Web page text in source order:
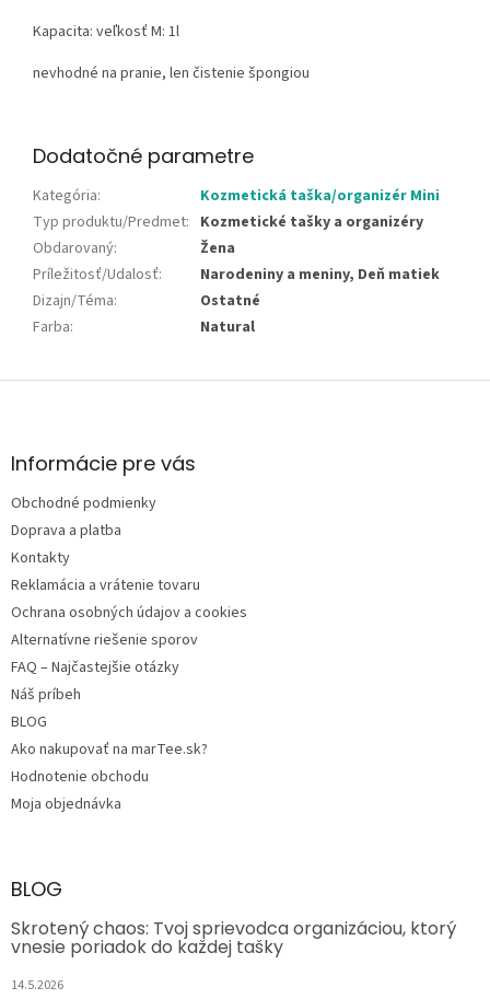
Kapacita: veľkosť M: 1l
nevhodné na pranie, len čistenie špongiou
Dodatočné parametre
Kategória:
Kozmetická taška/organizér Mini
Typ produktu/Predmet: Kozmetické tašky a organizéry
Obdarovaný:
Žena
Príležitosť/Udalosť:
Narodeniny a meniny, Deň matiek
Dizajn/Téma:
Ostatné
Farba: Natural
Z
ä
e
Informácie pre vás
Obchodné podmienky
Doprava a platba
Kontakty
Reklamácia a vrátenie tovaru
Ochrana osobných údajov a cookies
Alternatívne riešenie sporov
FAQ – Najčastejšie otázky
Náš príbeh
BLOG
Ako nakupovať na marTee.sk?
Hodnotenie obchodu
Moja objednávka
BLOG
Skrotený chaos: Tvoj sprievodca organizáciou, ktorý
vnesie poriadok do každej tašky
14.5.2026